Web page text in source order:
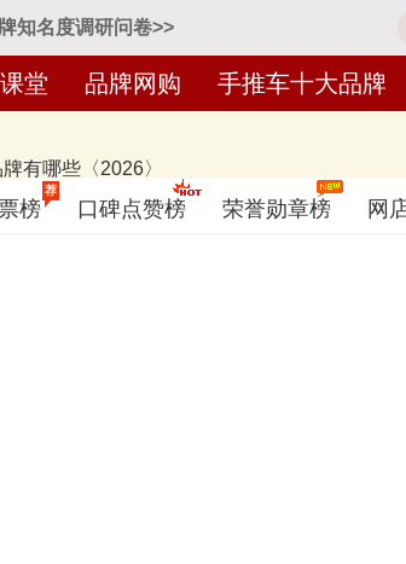
知名度调研问卷>>
堂 品牌网购 手推车十大品牌
有哪些〈2026〉
前十的有：泰发TAIFA、华天HT、振华ZHENHUA
后，仅供借鉴参考，想知道什么牌子的手推车好
榜
荐
口碑点赞榜 荣誉勋章榜 网